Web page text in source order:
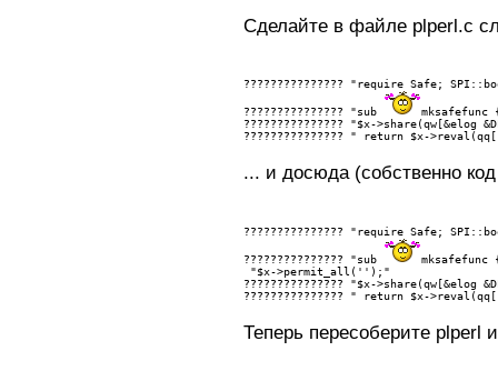
Сделайте в файле plperl.c
??????????????? "require Safe;
??????????????? "sub
???????????????
"$x->share(qw[&elog
???????????????
" return $x-
... и досюда (собственно
??????????????? "require Safe;
??????????????? "sub
"$x->permit_all('');"
???????????????
"$x->share(qw[&elog
???????????????
" return $x-
Теперь пересоберите plperl